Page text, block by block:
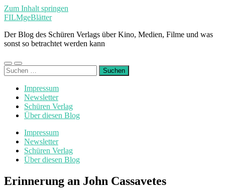
Zum Inhalt springen
FILMgeBlätter
Der Blog des Schüren Verlags über Kino, Medien, Filme und was
sonst so betrachtet werden kann
Mobile-
Menü
Suchfeld
ein-/ausblenden
Suchen
nach:
Impressum
Newsletter
Schüren Verlag
Über diesen Blog
Impressum
Newsletter
Schüren Verlag
Über diesen Blog
Erinnerung an John Cassavetes